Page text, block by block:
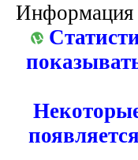
Информация